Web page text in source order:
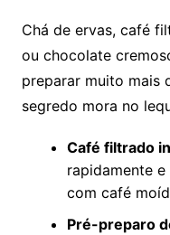
Chá de ervas, café
ou chocolate
preparar muito mais
segredo mora no
Café filtrado
rapidamente
com café
Pré-preparo